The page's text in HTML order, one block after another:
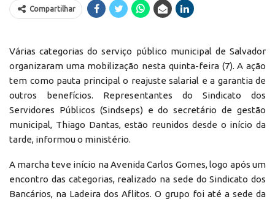
Compartilhar
Várias categorias do serviço público municipal de Salvador
organizaram uma mobilização nesta quinta-feira (7). A ação
tem como pauta principal o reajuste salarial e a garantia de
outros benefícios. Representantes do Sindicato dos
Servidores Públicos (Sindseps) e do secretário de gestão
municipal, Thiago Dantas, estão reunidos desde o início da
tarde, informou o ministério.
A marcha teve início na Avenida Carlos Gomes, logo após um
encontro das categorias, realizado na sede do Sindicato dos
Bancários, na Ladeira dos Aflitos. O grupo foi até a sede da